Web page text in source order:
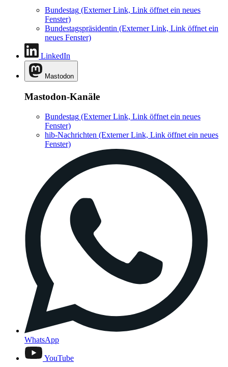
Bundestag (Externer Link, Link öffnet ein neues
Fenster)
Bundestagspräsidentin (Externer Link, Link öffnet ein
neues Fenster)
LinkedIn
Mastodon
Mastodon-Kanäle
Bundestag (Externer Link, Link öffnet ein neues
Fenster)
hib-Nachrichten (Externer Link, Link öffnet ein neues
Fenster)
WhatsApp
YouTube